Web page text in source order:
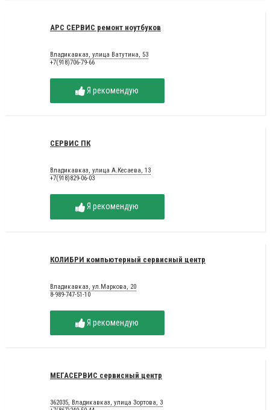
АРС СЕРВИС ремонт ноутбуков
Владикавказ, улица Ватутина, 53
+7(918)706-79-66
Я рекомендую
СЕРВИС ПК
Владикавказ, улица А.Кесаева, 13
+7(918)829-06-03
Я рекомендую
КОЛИБРИ компьютерный сервисный центр
Владикавказ, ул.Маркова, 20
8-989-747-51-10
Я рекомендую
МЕГАСЕРВИС сервисный центр
362035, Владикавказ, улица Зортова, 3